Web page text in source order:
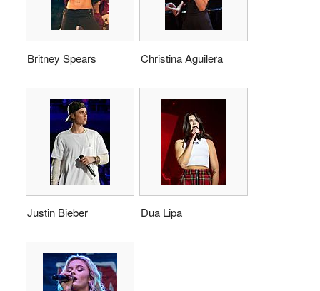
Britney Spears Christina Aguilera
Justin Bieber Dua Lipa